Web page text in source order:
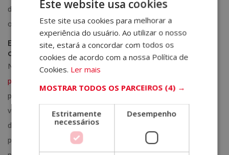
desespere: existem treinos especializados que lhe permitirão
obter o conhecimento necessário nesse ambiente.
Especialize-se em psicologia holística: estude
online com a ELBS School
Na ELBS School, temos disponível o nosso
psicologia holística
principais campos de ação desse tipo de terapia. Entre outros,
você aprenderá sobre o desenvolvimento da identidade, os
diferentes tipos de personalidade, os benefícios da atenção
plena ou as chaves do coaching e da programação
SPANISH
PORTUGUESE
Este website usa cookies
Este site usa cookies para melhorar a
experiência do usuário. Ao utilizar o nosso
site, estará a concordar com todos os
cookies de acordo com a nossa Política de
Cookies. Ler mais
MOSTRAR TODOS OS PARCEIROS (4) →
Estritamente
necessários
Desempenho